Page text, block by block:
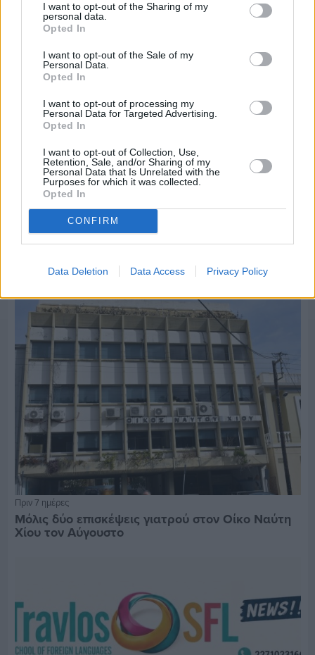
I want to opt-out of the Sharing of my
personal data.
Opted In
I want to opt-out of the Sale of my
Personal Data.
Opted In
I want to opt-out of processing my
Personal Data for Targeted Advertising.
Opted In
I want to opt-out of Collection, Use,
Retention, Sale, and/or Sharing of my
Personal Data that Is Unrelated with the
Purposes for which it was collected.
Opted In
CONFIRM
Data Deletion Data Access Privacy Policy
Πριν 7 ημέρες
30 Ιουλίου - Διεθνής Ημέρα Φιλίας: Η δύναμη
Πριν 7 ημέρες
Μόλις δύο επισκέψεις γιατρού στον Οίκο Ναύτη
Χίου τον Αύγουστο